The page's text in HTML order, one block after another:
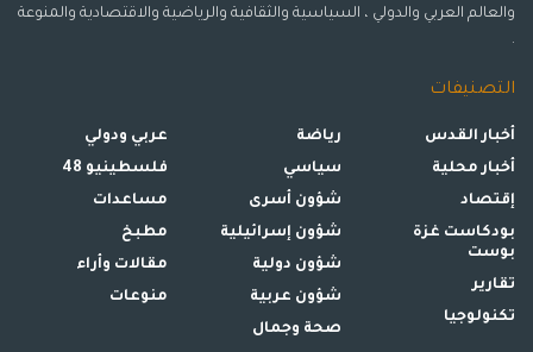
والعالم العربي والدولي ، السياسية والثقافية والرياضية والاقتصادية والمنوعة
.
التصنيفات
أخبار القدس
أخبار محلية
إقتصاد
بودكاست غزة
بوست
تقارير
تكنولوجيا
رياضة
سياسي
شؤون أسرى
شؤون إسرائيلية
شؤون دولية
شؤون عربية
صحة وجمال
عربي ودولي
فلسطينيو 48
مساعدات
مطبخ
مقالات وأراء
منوعات